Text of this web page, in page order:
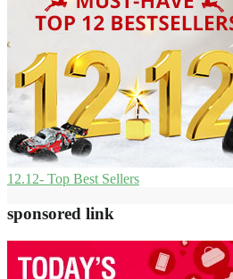
12.12- Top Best Sellers
sponsored link